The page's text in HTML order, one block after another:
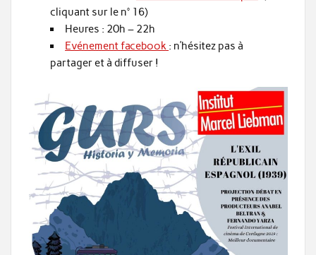
cliquant sur le n° 16)
Heures : 20h – 22h
Evénement facebook : n’hésitez pas à
partager et à diffuser !